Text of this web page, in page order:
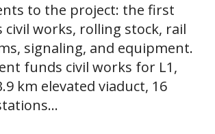
to the project: the first
civil works, rolling stock, rail
signaling, and equipment.
funds civil works for L1,
km elevated viaduct, 16